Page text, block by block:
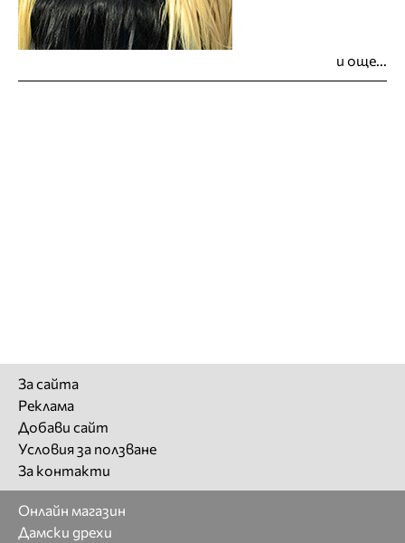
и още...
За сайта
Реклама
Добави сайт
Условия за ползване
За контакти
Онлайн магазин
Дамски дрехи